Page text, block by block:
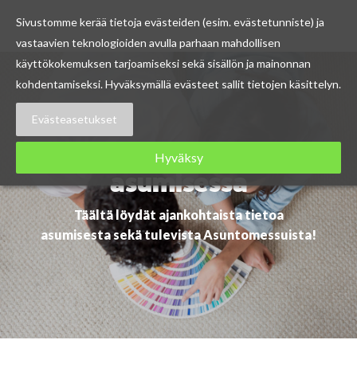
Skip
Ajankohtaista
asumisessa
Täältä löydät ajankohtaista tietoa
asumisesta sekä tulevista Asuntomessuista!
Sivustomme kerää tietoja evästeiden (esim. evästetunniste) ja
vastaavien teknologioiden avulla parhaan mahdollisen
käyttökokemuksen tarjoamiseksi sekä sisällön ja mainonnan
kohdentamiseksi. Hyväksymällä evästeet sallit tietojen käsittelyn.
Evästeasetukset
Hyväksy